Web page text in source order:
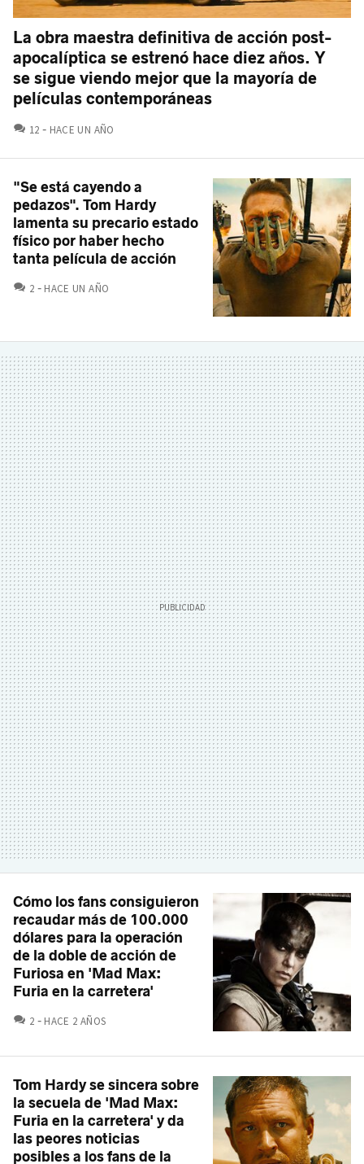
La obra maestra definitiva de acción post-
apocalíptica se estrenó hace diez años. Y
se sigue viendo mejor que la mayoría de
películas contemporáneas
12 COMENTARIOS
HACE UN AÑO
"Se está cayendo a
pedazos". Tom Hardy
lamenta su precario estado
físico por haber hecho
tanta película de acción
2 COMENTARIOS
HACE UN AÑO
Cómo los fans consiguieron
recaudar más de 100.000
dólares para la operación
de la doble de acción de
Furiosa en 'Mad Max:
Furia en la carretera'
2 COMENTARIOS
HACE 2 AÑOS
Tom Hardy se sincera sobre
la secuela de 'Mad Max:
Furia en la carretera' y da
las peores noticias
posibles a los fans de la